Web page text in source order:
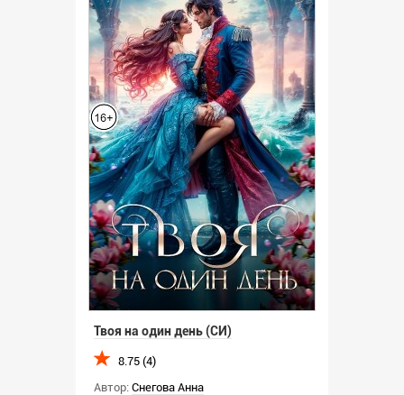
Твоя на один день (СИ)
8.75 (4)
Автор: Снегова Анна